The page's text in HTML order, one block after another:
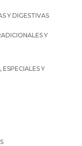
Y DIGESTIVAS
Y
Y